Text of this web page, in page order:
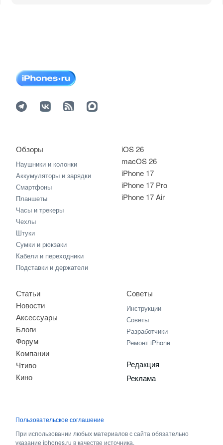
iOS 26
macOS 26
iPhone 17
iPhone 17 Pro
iPhone 17 Air
Обзоры
Наушники и колонки
Аккумуляторы и зарядки
Смартфоны
Планшеты
Часы и трекеры
Чехлы
Штуки
Сумки и рюкзаки
Кабели и переходники
Подставки и держатели
Статьи
Новости
Аксессуары
Блоги
Форум
Компании
Чтиво
Кино
Советы
Инструкции
Советы
Разработчики
Ремонт iPhone
Редакция
Реклама
Пользовательское соглашение
При использовании любых материалов с сайта обязательно
указание iphones.ru в качестве источника.